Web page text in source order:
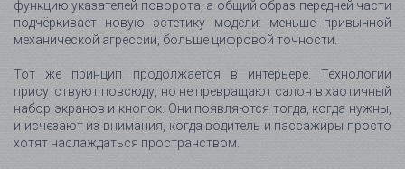
платформе в автомобиле отсутствует центральный тоннель,
что добавляет места для ног спереди и сзади и делает
интерьер визуально более открытым. Пятиместный салон
сколько как современная lounge-зона.
Сиденья с интегрированными подголовниками, большая
панорамная крыша, тщательно подобранные материалы и
почти мебельная центральная консоль создают ощущение